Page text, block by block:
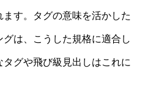
す。タグの意味を活かした
は、こうした規格に適合し
グや飛び級見出しはこれに